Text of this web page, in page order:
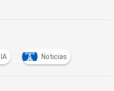
IA Noticias